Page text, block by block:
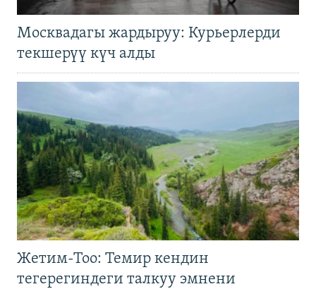
Москвадагы жардыруу: Курьерлерди
текшерүү күч алды
Жетим-Тоо: Темир кендин
тегерегиндеги талкуу эмнени